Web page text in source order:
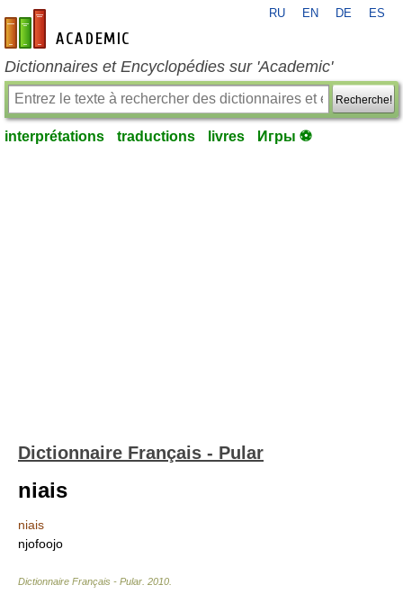
fr-academic.com
RU EN DE ES
Dictionnaires et Encyclopédies sur 'Academic'
Recherche!
interprétations traductions livres Игры ⚽
Dictionnaire Français - Pular
niais
niais
njofoojo
Dictionnaire Français - Pular 2010